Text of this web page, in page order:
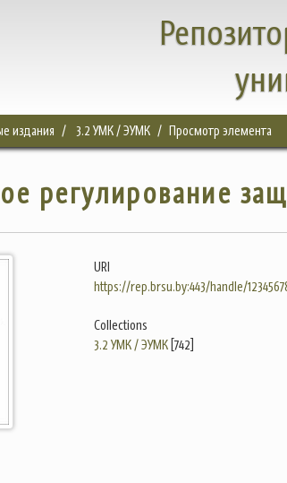
издания 3.2 УМК / ЭУМК Просмотр элемента
регулирование
URI
https://rep.brsu.by:443/handle/
Collections
3.2 УМК / ЭУМК[742]